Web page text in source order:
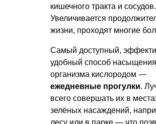
кишечного тракта и сосудов.
Увеличивается
жизни, проходят многие
Самый доступный,
удобный способ насыщения
организма кислородом —
ежедневные прогулки.
всего совершать их в
зелёных насаждений,